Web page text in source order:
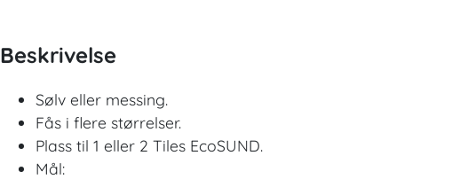
Beskrivelse
Sølv eller messing.
Fås i flere størrelser.
Plass til 1 eller 2 Tiles EcoSUND.
Mål: